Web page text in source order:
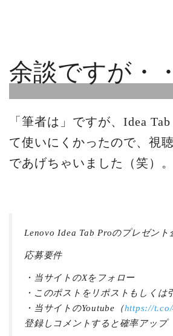
余談ですが・
「筆者は」ですが、Idea
て使いにくかったので、視
であげちゃいました（笑）。
Lenovo Idea Tab Proのプレゼント
応募要件
・当サイトのXをフォロー
・このポストをリポストもしくは
・当サイトのYoutube（https://t.co/
登録しコメントすると確率アップ